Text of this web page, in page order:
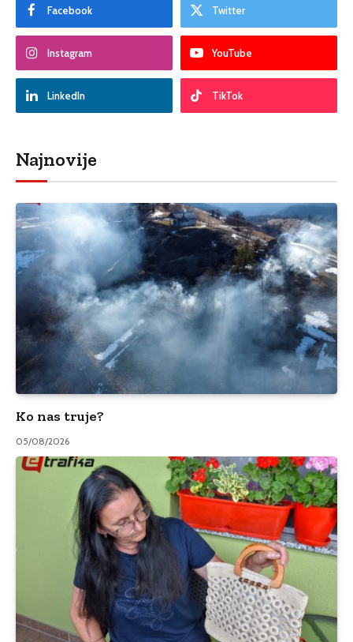
Facebook Twitter
Instagram YouTube
LinkedIn TikTok
Najnovije
Ko nas truje?
05/08/2026